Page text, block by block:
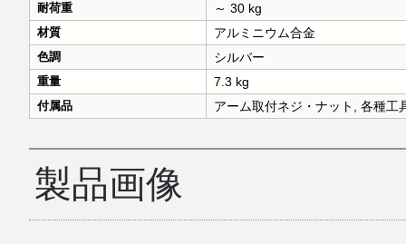
耐荷重 ～ 30 kg
材質 アルミニウム合金
色調 シルバー
重量 7.3 kg
付属品 アーム取付ネジ・ナット, 各種工
製品画像